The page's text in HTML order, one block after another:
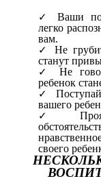
Ваши
легко
вам.
Не
станут
Не
ребенок
вашего
своего